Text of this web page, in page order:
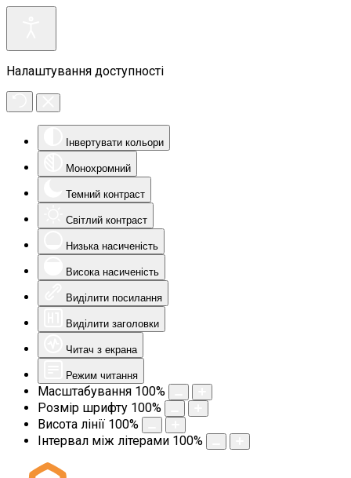
Налаштування доступності
Інвертувати кольори
Монохромний
Темний контраст
Світлий контраст
Низька насиченість
Висока насиченість
Виділити посилання
Виділити заголовки
Читач з екрана
Режим читання
Масштабування 100%
Розмір шрифту 100%
Висота лінії 100%
Інтервал між літерами 100%